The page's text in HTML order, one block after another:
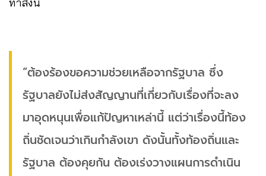
ทำสิ่งนี้
“ต้องร้องขอความช่วยเหลือจากรัฐบาล ซึ่ง
รัฐบาลยังไม่ส่งสัญญานที่เกี่ยวกับเรื่องที่จะลง
มาอุดหนุนเพื่อแก้ปัญหาเหล่านี้ แต่ว่าเรื่องนี้ท้อง
ถิ่นชัดเจนว่าเกินกำลังเขา ดังนั้นทั้งท้องถิ่นและ
รัฐบาล ต้องคุยกัน ต้องเร่งวางแผนการดำเนิน